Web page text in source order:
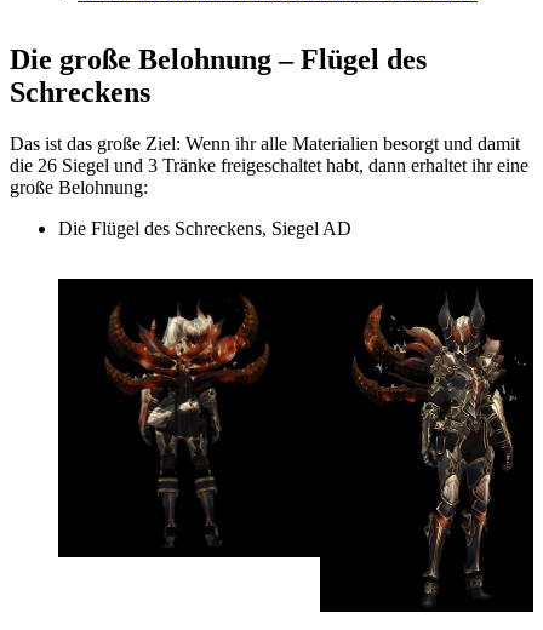
Die große Belohnung – Flügel des
Schreckens
Das ist das große Ziel: Wenn ihr alle Materialien besorgt und damit
die 26 Siegel und 3 Tränke freigeschaltet habt, dann erhaltet ihr eine
große Belohnung:
Die Flügel des Schreckens, Siegel AD